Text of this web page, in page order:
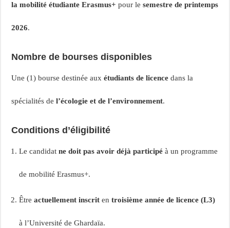
la mobilité étudiante Erasmus+ pour lesemestre de printemps
2026.
Nombre de bourses disponibles
Une (1) bourse destinée auxétudiants de licence dans la
spécialités del’écologie et de l’environnement.
Conditions d’éligibilité
Le candidatne doit pas avoir déjà participé à un programme
de mobilité Erasmus+.
Êtreactuellement inscrit entroisième année de licence (L3)
à l’Université de Ghardaïa.